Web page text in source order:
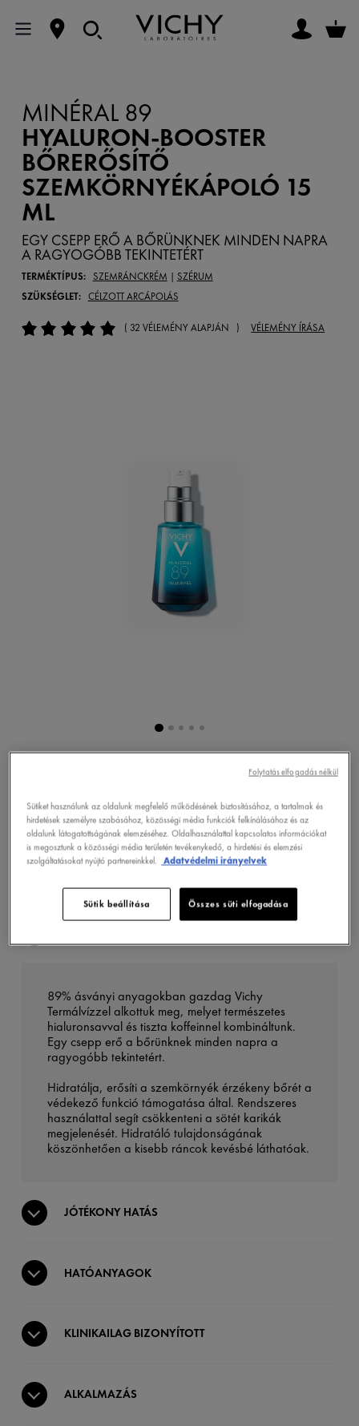
MINÉRAL 89
HYALURON-BOOSTER
BŐRERŐSÍTŐ
SZEMKÖRNYÉKÁPOLÓ 15
ML
EGY CSEPP ERŐ A BŐRÜNKNEK MINDEN NAPRA
A RAGYOGÓBB TEKINTETÉRT
TERMÉKTÍPUS: SZEMRÁNCKRÉM | SZÉRUM
SZÜKSÉGLET: CÉLZOTT ARCÁPOLÁS
( 32 VÉLEMÉNY ALAPJÁN ) VÉLEMÉNY ÍRÁSA
GYÓGYSZERTÁRKERESŐ
89% ásványi anyagokban gazdag Vichy
Termálvízzel alkottuk meg, melyet természetes
hialuronsavval és tiszta koffeinnel kombináltunk.
Egy csepp erő a bőrünknek minden napra a
ragyogóbb tekintetért.
Hidratálja, erősíti a szemkörnyék érzékeny bőrét a
védekező funkció támogatása által. Rendszeres
használattal segít csökkenteni a sötét karikák
megjelenését. Hidratáló tulajdonságának
köszönhetően a kisebb ráncok kevésbé láthatóak.
JÓTÉKONY HATÁS
HATÓANYAGOK
KLINIKAILAG BIZONYÍTOTT
ALKALMAZÁS
Sütiket használunk az oldalunk megfelelő működésének biztosításához, a tartalmak és
hirdetések személyre szabásához, közösségi média funkciók felkínálásához és az
oldalunk látogatottságának elemzéséhez. Oldalhasználattal kapcsolatos információkat
is megosztunk a közösségi média területén tevékenykedő, a hirdetési és elemzési
szolgáltatásokat nyújtó partnereinkkel.
Adatvédelmi irányelvek
Sütik beállítása Összes süti elfogadása
Folytatás elfogadás nélkül